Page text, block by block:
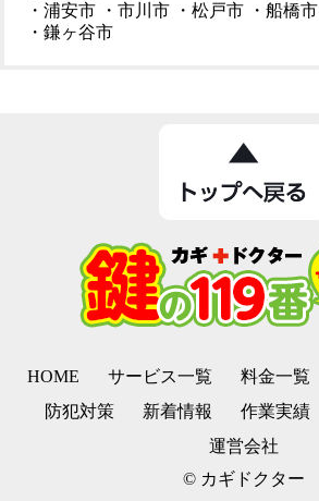
・浦安市
・市川市 ・松戸市 ・船橋市
・鎌ヶ谷市
HOME サービス一覧 料金一覧
防犯対策
新着情報 作業実績
運営会社
© カギドクター